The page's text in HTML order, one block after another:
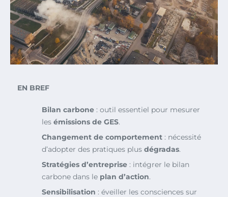
EN BREF
Bilan carbone : outil essentiel pour mesurer
les émissions de GES.
Changement de comportement : nécessité
d’adopter des pratiques plus dégradas.
Stratégies d’entreprise : intégrer le bilan
carbone dans le plan d’action.
Sensibilisation : éveiller les consciences sur